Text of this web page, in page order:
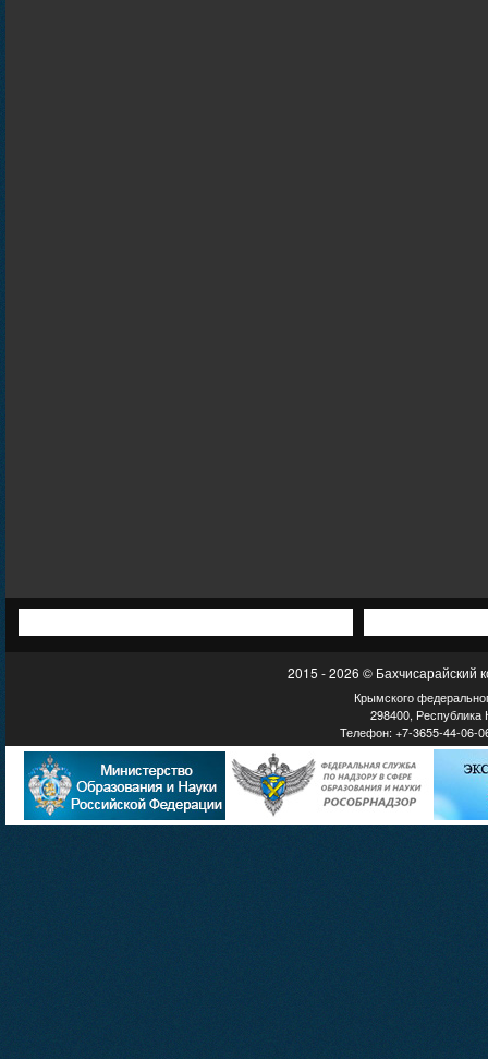
2015 - 2026 © Бахчисарайский
Крымского
298400, Республика
Телефон: +7-3655-44-06-